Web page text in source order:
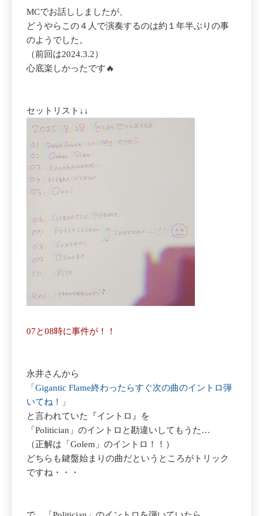
MCでお話ししましたが、
どうやらこの４人で演奏するのは約１年半ぶりの事
のようでした。
（前回は2024.3.2）
心底楽しかったです🔥
セットリスト↓↓
07と08時に事件が！！
永井さんから
「Gigantic Flame終わったらすぐ次の曲のイントロ弾
いてね！」
と言われていた『イントロ』を
「Politician」のイントロと勘違いしてもうた…
（正解は「Golem」のイントロ！！）
どちらも鍵盤始まりの曲だというところがトリック
ですね・・・